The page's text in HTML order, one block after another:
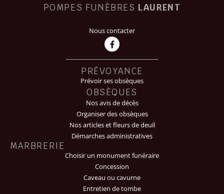
POMPES FUNÈBRES LAURENT
Nous contacter
PRÉVOYANCE
Prévoir ses obsèques
OBSÈQUES
Nos avis de décès
Organiser des obsèques
Nos articles et fleurs de deuil
Démarches administratives
MARBRERIE
Choisir un monument funéraire
Concession
Caveau ou cavurne
Entretien de tombe